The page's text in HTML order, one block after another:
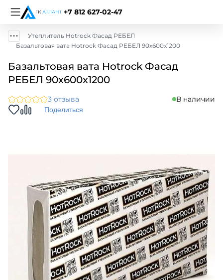
+7 812 627-02-47
Утеплитель Hotrock Фасад РЕБЕЛ
Базальтовая вата Hotrock Фасад РЕБЕЛ 90х600х1200
Базальтовая вата Hotrock Фасад
РЕБЕЛ 90х600х1200
3 отзыва В наличии
Поделиться